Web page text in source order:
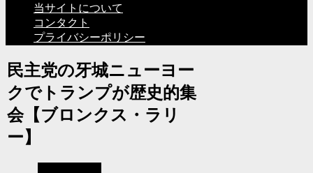
当サイトについて
コンタクト
プライバシーポリシー
民主党の牙城ニューヨー
クでトランプが歴史的集
会【ブロンクス・ラリ
ー】